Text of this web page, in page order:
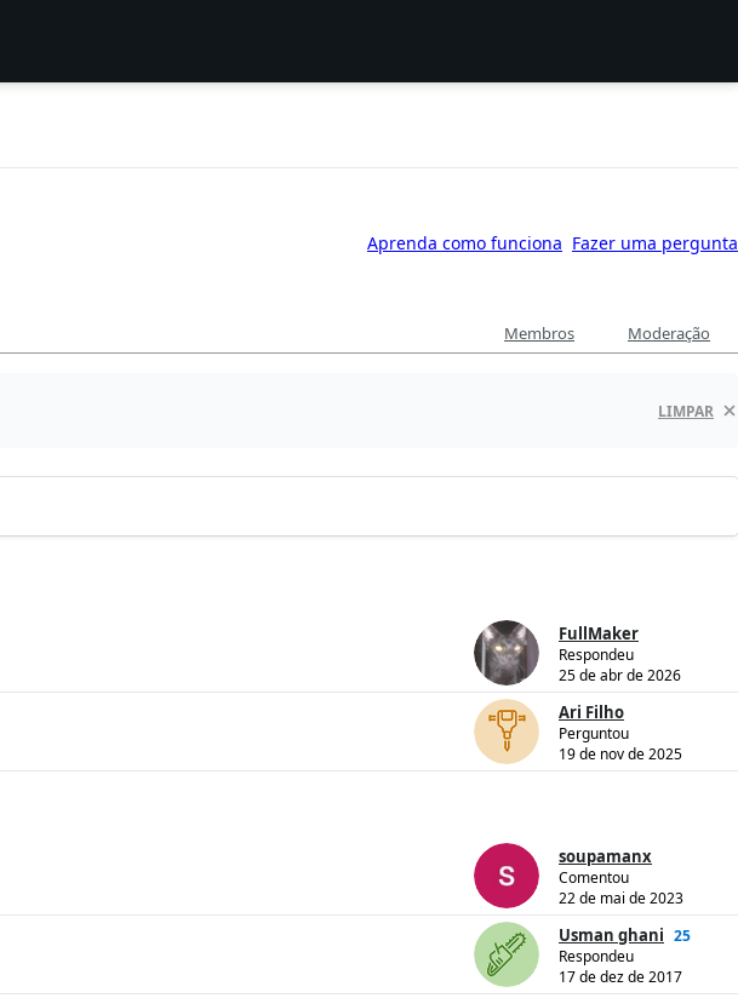
Aprenda como funciona Fazer uma pergunta
Membros Moderação
LIMPAR
FullMaker
Respondeu
25 de abr de 2026
Ari Filho
Perguntou
19 de nov de 2025
soupamanx
Comentou
22 de mai de 2023
Usman ghani 25
Respondeu
17 de dez de 2017